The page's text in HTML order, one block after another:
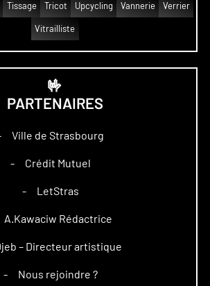
Tissage Tricot Upcycling Vannerie Verrier
Vitrailliste
🤟
PARTENAIRES
Ville de Strasbourg
– Crédit Mutuel
– LetStras
A.Kawaciw Rédactrice
– Directeur artistique
– Nous rejoindre ?